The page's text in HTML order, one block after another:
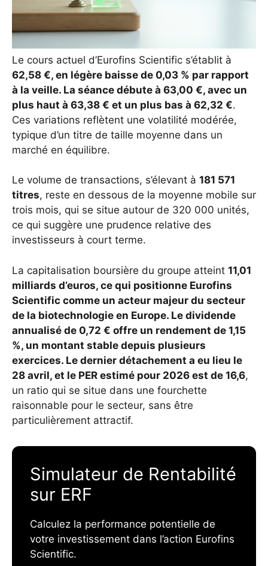
Le cours actuel d’Eurofins Scientific s’établit à
62,58 €, en légère baisse de 0,03 % par rapport
à la veille. La séance débute à 63,00 €, avec un
plus haut à 63,38 € et un plus bas à 62,32 €.
Ces variations reflètent une volatilité modérée,
typique d’un titre de taille moyenne dans un
marché en équilibre.
Le volume de transactions, s’élevant à 181 571
titres, reste en dessous de la moyenne mobile sur
trois mois, qui se situe autour de 320 000 unités,
ce qui suggère une prudence relative des
investisseurs à court terme.
La capitalisation boursière du groupe atteint 11,01
milliards d’euros, ce qui positionne Eurofins
Scientific comme un acteur majeur du secteur
de la biotechnologie en Europe. Le dividende
annualisé de 0,72 € offre un rendement de 1,15
%, un montant stable depuis plusieurs
exercices. Le dernier détachement a eu lieu le
28 avril, et le PER estimé pour 2026 est de 16,6,
un ratio qui se situe dans une fourchette
raisonnable pour le secteur, sans être
particulièrement attractif.
Simulateur de Rentabilité
sur ERF
Calculez la performance potentielle de
votre investissement dans l’action Eurofins
Scientific.